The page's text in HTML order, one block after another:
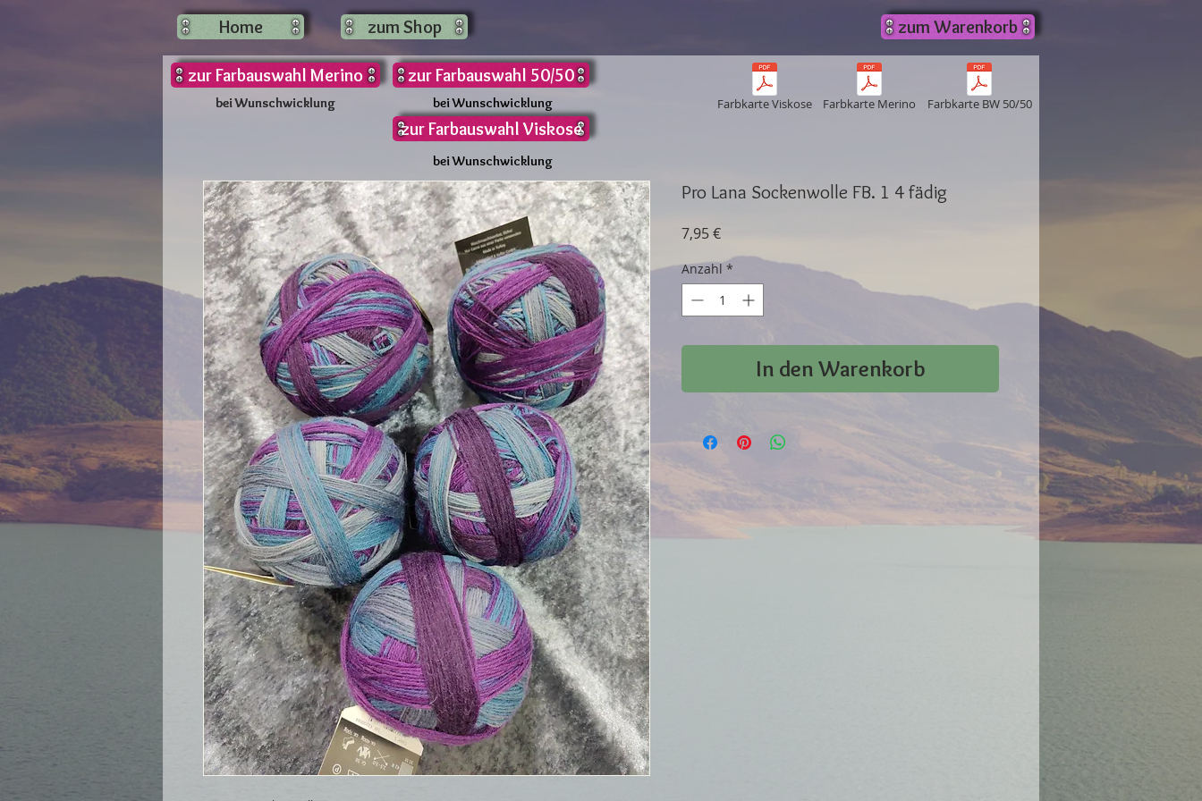
Home zum Shop zum Warenkorb
Pro Lana Sockenwolle FB. 1 4 fädig
7,95 €Preis
Anzahl *
In den Warenkorb
bei Wunschwicklung
bei Wunschwicklung
zur Farbauswahl 50/50
bei Wunschwicklung
zur Farbauswahl Merino
Farbkarte BW 50/50
Farbkarte Merino
Farbkarte Viskose
zur Farbauswahl Viskose
bei Wunschwicklung